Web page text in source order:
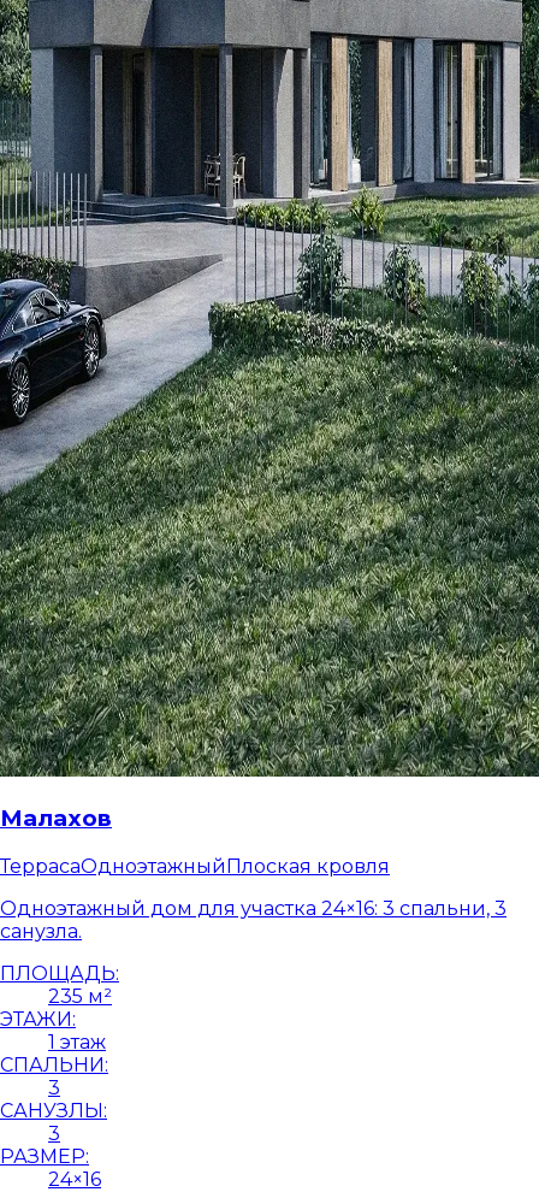
Малахов
ТеррасаОдноэтажныйПлоская кровля
Одноэтажный дом для участка 24×16: 3 спальни, 3
санузла.
ПЛОЩАДЬ:
235 м²
ЭТАЖИ:
1 этаж
СПАЛЬНИ:
3
САНУЗЛЫ:
3
РАЗМЕР:
24×16